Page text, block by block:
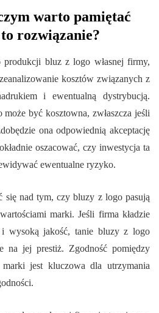
warto pamiętać
rozwiązanie?
produkcji bluz z logo własnej firmy,
kosztów związanych z
i ewentualną dystrybucją.
być kosztowna, zwłaszcza jeśli
ona odpowiednią akceptację
oszacować, czy inwestycja ta
ewentualne ryzyko.
się nad tym, czy bluzy z logo pasują
marki. Jeśli firma kładzie
i wysoką jakość, tanie bluzy z logo
na jej prestiż. Zgodność pomiędzy
jest kluczowa dla utrzymania